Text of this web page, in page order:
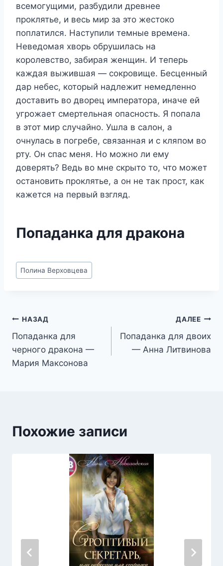
всемогущими, разбудили древнее
проклятье, и весь мир за это жестоко
поплатился. Наступили темные времена.
Неведомая хворь обрушилась на
королевство, забирая женщин. И теперь
каждая выжившая — сокровище. Бесценный
дар небес, который надлежит немедленно
доставить во дворец императора, иначе ей
угрожает смертельная опасность. Я попала
в этот мир случайно. Ушла в салон, а
очнулась в погребе, связанная и с кляпом во
рту. Он спас меня. Но можно ли ему
доверять? Ведь во мне скрыто то, что может
остановить проклятье, а он не так прост, как
кажется на первый взгляд.
Попаданка для дракона
Метки
записи:
Полина Верховцева
Навигация
по
записям
НАЗАД
Попаданка для
черного дракона —
Мария Максонова
ДАЛЕЕ
Попаданка для двоих
— Анна Литвинова
Похожие записи